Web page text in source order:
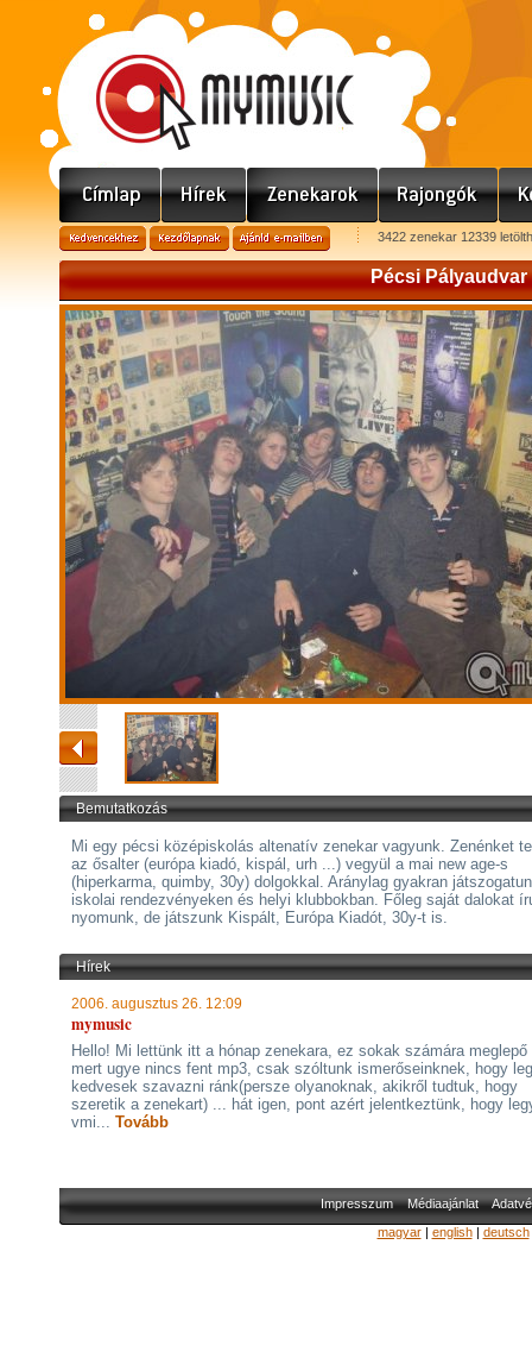
3422 zenekar 12339
Pécsi Pályaudvar
Bemutatkozás
Mi egy pécsi középiskolás altenatív zenekar vagyunk. Zenénket
az ősalter (európa kiadó, kispál, urh ...) vegyül a mai new age-s
(hiperkarma, quimby, 30y) dolgokkal. Aránylag gyakran
iskolai rendezvényeken és helyi klubbokban. Főleg saját dalokat
nyomunk, de játszunk Kispált, Európa Kiadót, 30y-t is.
Hírek
2006. augusztus 26. 12:09
mymusic
Hello! Mi lettünk itt a hónap zenekara, ez sokak számára meglepő
mert ugye nincs fent mp3, csak szóltunk ismerőseinknek, hogy
kedvesek szavazni ránk(persze olyanoknak, akikről tudtuk, hogy
szeretik a zenekart) ... hát igen, pont azért jelentkeztünk, hogy
vmi... Tovább
Impresszum Médiaajánlat
magyar| english| deutsch